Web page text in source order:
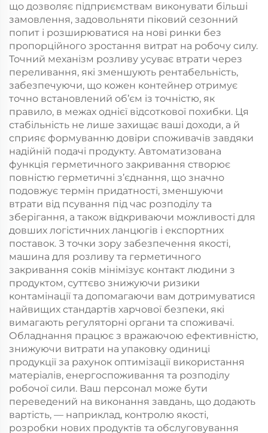
що дозволяє підприємствам виконувати більші
замовлення, задовольняти піковий сезонний
попит і розширюватися на нові ринки без
пропорційного зростання витрат на робочу силу.
Точний механізм розливу усуває втрати через
переливання, які зменшують рентабельність,
забезпечуючи, що кожен контейнер отримує
точно встановлений об’єм із точністю, як
правило, в межах однієї відсоткової похибки. Ця
стабільність не лише захищає ваші доходи, а й
сприяє формуванню довіри споживачів завдяки
надійній подачі продукту. Автоматизована
функція герметичного закривання створює
повністю герметичні з’єднання, що значно
подовжує термін придатності, зменшуючи
втрати від псування під час розподілу та
зберігання, а також відкриваючи можливості для
довших логістичних ланцюгів і експортних
поставок. З точки зору забезпечення якості,
машина для розливу та герметичного
закривання соків мінімізує контакт людини з
продуктом, суттєво знижуючи ризики
контамінації та допомагаючи вам дотримуватися
найвищих стандартів харчової безпеки, які
вимагають регуляторні органи та споживачі.
Обладнання працює з вражаючою ефективністю,
знижуючи витрати на упаковку одиниці
продукції за рахунок оптимізації використання
матеріалів, енергоспоживання та розподілу
робочої сили. Ваш персонал може бути
переведений на виконання завдань, що додають
вартість, — наприклад, контролю якості,
розробки нових продуктів та обслуговування